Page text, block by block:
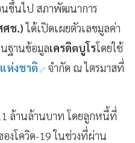
นขึ้นไป สภาพัฒนาการ
ศช.)ได้เปิดเผยตัวเลขมูลค่า
ฐานข้อมูลเครดิตบูโรโดยใช้
ห่งชาติ จำกัด ณ ไตรมาสที่
ล้านล้านบาท โดยลูกหนี้ที่
งโควิด-19 ในช่วงที่ผ่าน